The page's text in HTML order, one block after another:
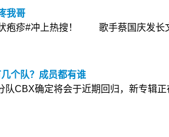
我哥
疹#冲上热搜！ 歌手蔡国庆发长文
个队？成员都有谁
CBX确定将会于近期回归，新专辑